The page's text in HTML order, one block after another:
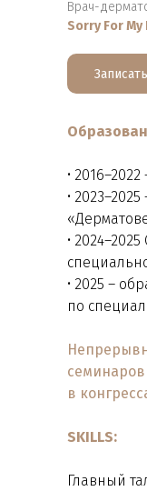
Врач-
Sorry For My
•
•
•
• 2025 –
по
в
SKILLS:
Главный